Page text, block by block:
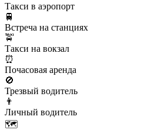
Такси в аэропорт
🚆
Встреча на станциях
🚖
Такси на вокзал
⏰
Почасовая аренда
🚫
Трезвый водитель
👨
Личный водитель
🗺️